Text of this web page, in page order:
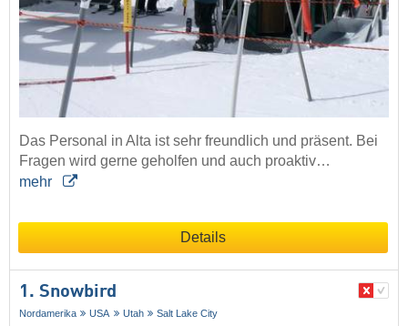
Das Personal in Alta ist sehr freundlich und präsent. Bei
Fragen wird gerne geholfen und auch proaktiv…
mehr
Details
1. Snowbird
Nordamerika USA Utah Salt Lake City